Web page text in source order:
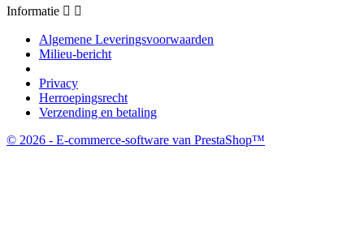
Informatie  
Algemene Leveringsvoorwaarden
Milieu-bericht
Privacy
Herroepingsrecht
Verzending en betaling
© 2026 - E-commerce-software van PrestaShop™